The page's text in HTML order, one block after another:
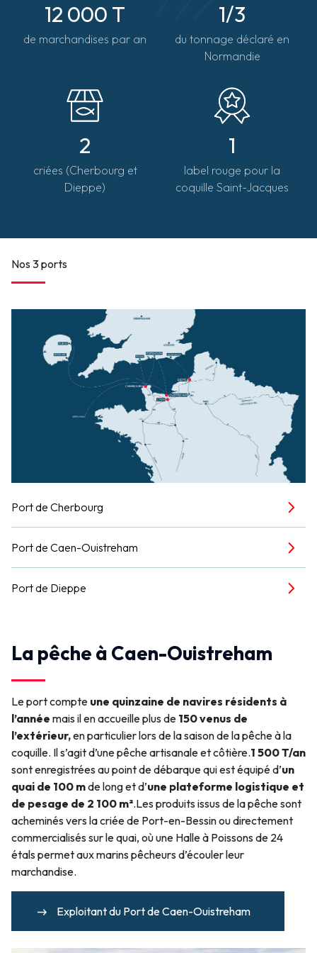
12 000 T
de marchandises par an
1/3
du tonnage déclaré en
Normandie
2
criées (Cherbourg et
Dieppe)
1
label rouge pour la
coquille Saint-Jacques
Nos 3 ports
Port de Cherbourg
Port de Caen-Ouistreham
Port de Dieppe
La pêche à Caen-Ouistreham
Le port compte une quinzaine de navires résidents à
l’année mais il en accueille plus de 150 venus de
l’extérieur,en particulier lors de la saison de la pêche à la
coquille. Il s’agit d’une pêche artisanale et côtière.1 500 T/an
sont enregistrées au point de débarque qui est équipé d’un
quai de 100 mde long et d’une plateforme logistique et
de pesage de 2 100 m².Les produits issus de la pêche sont
acheminés vers la criée de Port-en-Bessin oudirectement
commercialisés sur le quai, où une Halle à Poissons de 24
étals permet aux marins pêcheurs d’écouler leur
marchandise.
Exploitant du Port de Caen-Ouistreham